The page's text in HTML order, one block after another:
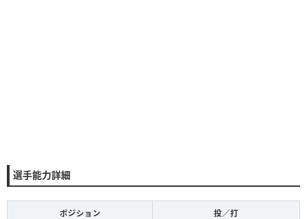
選手能力詳細
ポジション 投／打